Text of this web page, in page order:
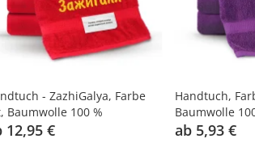
- ZazhiGalya, Farbe
Baumwolle 100 %
12,95 €
Handtuch,
Baumwolle
ab 5,93 €